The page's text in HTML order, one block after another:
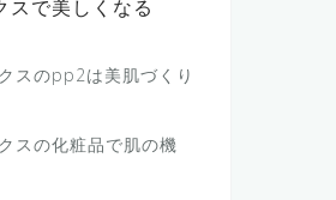
スで美しくなる
スのpp2は美肌づくり
スの化粧品で肌の機